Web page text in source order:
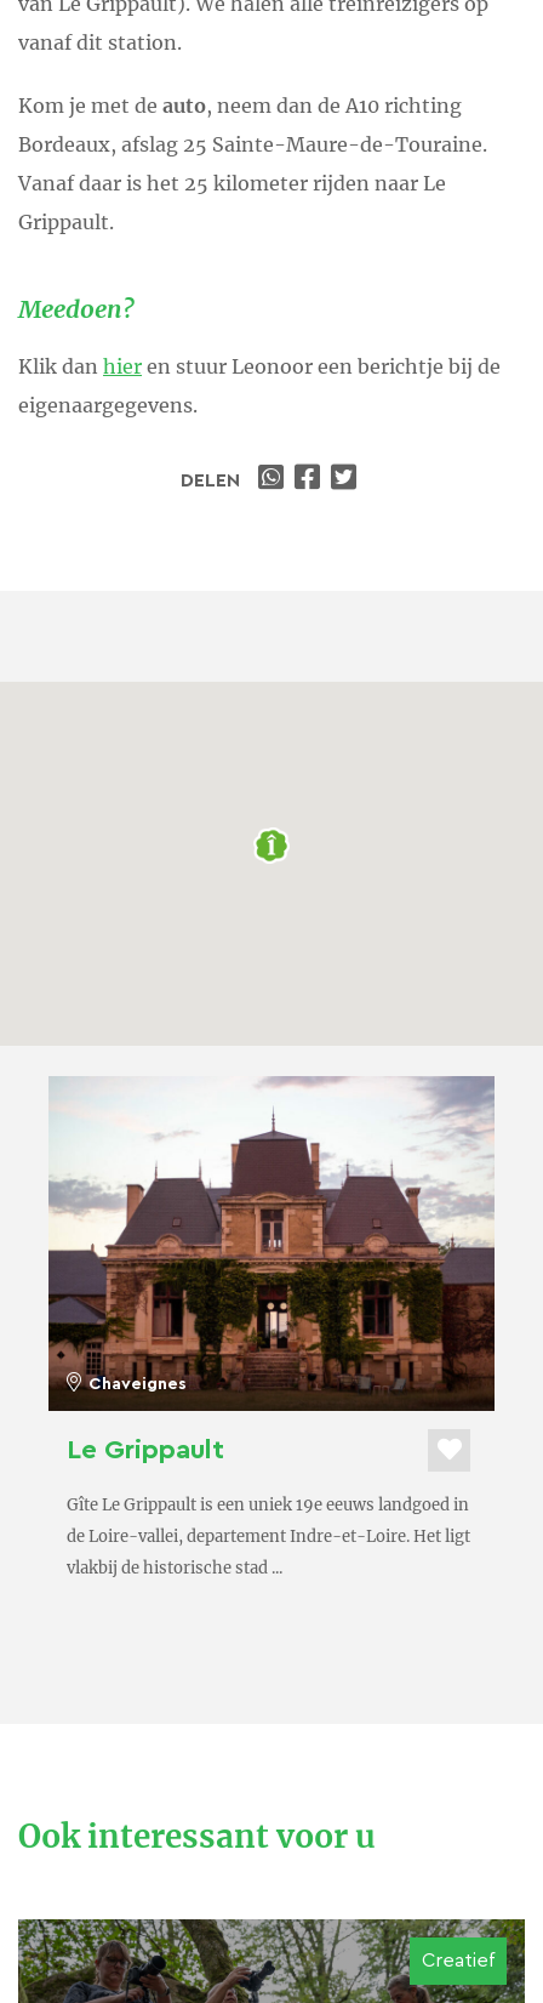
vanaf dit station.
Kom je met de auto, neem dan de A10 richting
Bordeaux, afslag 25 Sainte-Maure-de-Touraine.
Vanaf daar is het 25 kilometer rijden naar Le
Grippault.
Meedoen?
Klik dan hier en stuur Leonoor een berichtje bij de
eigenaargegevens.
DELEN
Chaveignes
Le Grippault
Gîte Le Grippault is een uniek 19e eeuws landgoed in
de Loire-vallei, departement Indre-et-Loire. Het ligt
vlakbij de historische stad ...
Ook interessant voor u
Creatief